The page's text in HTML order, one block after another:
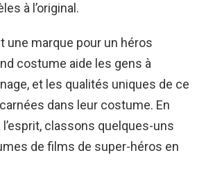
à l’original.
une marque pour un héros
costume aide les gens à
et les qualités uniques de ce
dans leur costume. En
classons quelques-uns
de films de super-héros en